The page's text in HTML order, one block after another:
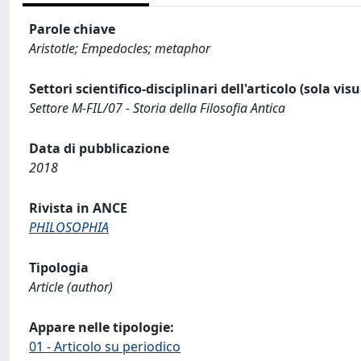
Parole chiave
Aristotle; Empedocles; metaphor
Settori scientifico-disciplinari dell'articolo (sola
Settore M-FIL/07 - Storia della Filosofia Antica
Data di pubblicazione
2018
Rivista in ANCE
PHILOSOPHIA
Tipologia
Article (author)
Appare nelle tipologie:
01 - Articolo su periodico